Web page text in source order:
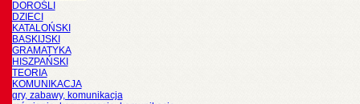
DOROŚLI
DZIECI
KATALOŃSKI
BASKIJSKI
GRAMATYKA
HISZPAŃSKI
TEORIA
KOMUNIKACJA
gry, zabawy, komunikacja